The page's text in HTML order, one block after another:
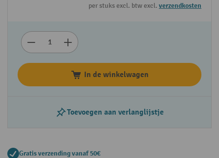
per stuks excl. btw excl. verzendkosten
In de winkelwagen
Toevoegen aan verlanglijstje
Gratis verzending vanaf 50€